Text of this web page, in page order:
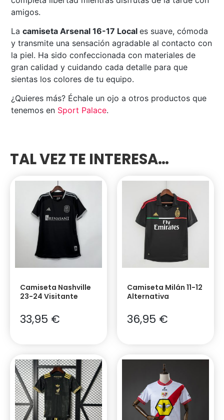
amigos.
Lacamiseta Arsenal 16-17 Local es suave, cómoda
y transmite una sensación agradable al contacto con
la piel. Ha sido confeccionada con materiales de
gran calidad y cuidando cada detalle para que
sientas los colores de tu equipo.
¿Quieres más? Échale un ojo a otros productos que
tenemos en Sport Palace.
TAL VEZ TE INTERESA…
Camiseta Nashville
23-24 Visitante
33,95 €
Camiseta Milán 11-12
Alternativa
36,95 €